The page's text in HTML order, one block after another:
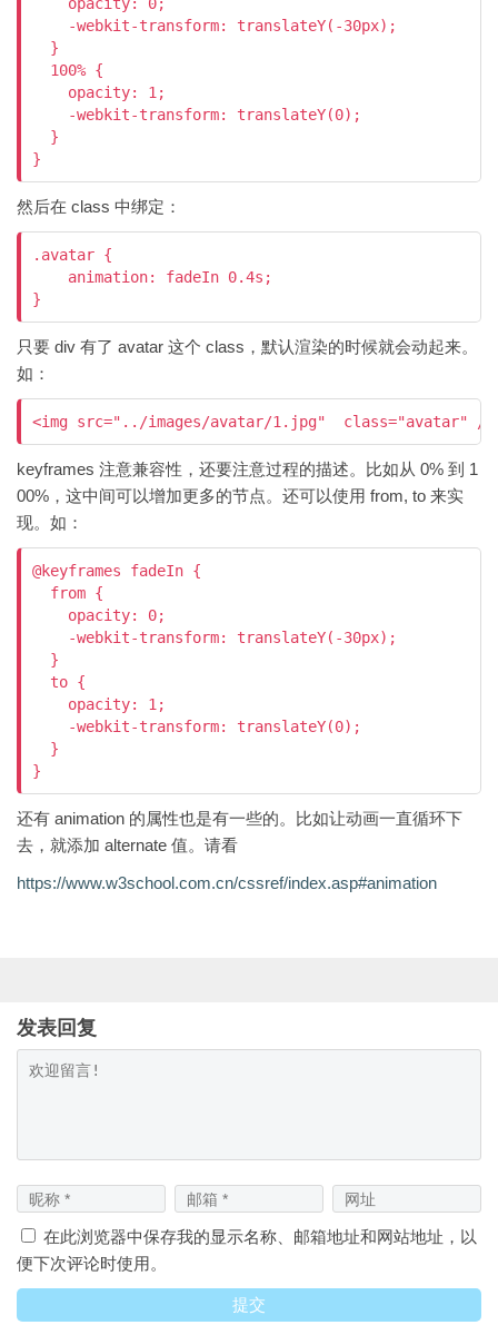
    -webkit-transform: translateY(-30px);
  }
  100% {
    opacity: 1;
    -webkit-transform: translateY(0);
  }
然后在 class 中绑定：
.avatar {
    animation: fadeIn 0.4s;
只要 div 有了 avatar 这个 class，默认渲染的时候就会动起来。
如：
keyframes 注意兼容性，还要注意过程的描述。比如从 0% 到 1
00%，这中间可以增加更多的节点。还可以使用 from, to 来实
现。如：
@keyframes fadeIn {
  from {
    opacity: 0;
    -webkit-transform: translateY(-30px);
  }
  to {
    opacity: 1;
    -webkit-transform: translateY(0);
  }
还有 animation 的属性也是有一些的。比如让动画一直循环下
去，就添加 alternate 值。请看
https://www.w3school.com.cn/cssref/index.asp#animation
发表回复
在此浏览器中保存我的显示名称、邮箱地址和网站地址，以
便下次评论时使用。